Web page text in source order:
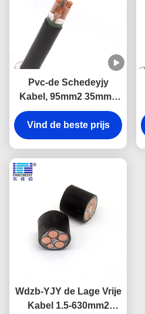
Pvc-de Schedeyjy
Kabel, 95mm2 35mm2
50mm2 kiest Kern Lage
Rook Nul Halogeen
uitKabel
Vind de beste prijs
Wdzb-YJY de Lage Vrije
Kabel 1.5-630mm2